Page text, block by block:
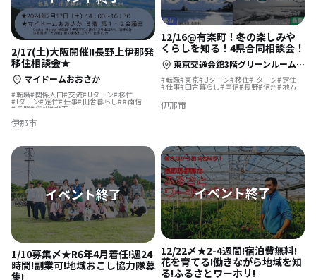
2/17(土)大阪開催!!長野上伊那発
移住相談会★
マイドームおおさか
転職 関係人口 交流 Uターン 移住
Iターン 定住 仕事 田舎暮らし 南信
長野 信州 地方
伊那市
12/16@有楽町！冬の楽しみや
くらしを知る！4県合同相談会！
東京交通会館3階グリーンルーム（東京・有楽町）
転職 東京 Uターン 移住 Iターン 定住
仕事 田舎暮らし 南信 長野 信州 地方
伊那市
1/10募集〆★R6年4月着任!週24
時間!副業可!地域おこし協力隊募
集!
12/22〆★2-4週間!宿泊費無料!
花を育てる!働きながら地域を知
る!ふるさとワーホリ!